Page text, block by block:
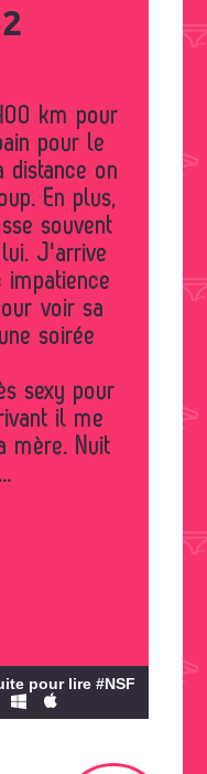
pour le
distance on
En plus,
souvent
J'arrive
impatience
voir sa
soirée
sexy pour
il me
mère. Nuit
pour lire #NSF